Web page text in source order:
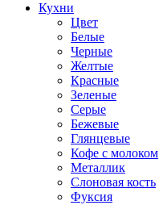
Кухни
Цвет
Белые
Черные
Желтые
Красные
Зеленые
Серые
Бежевые
Глянцевые
Кофе с молоком
Металлик
Слоновая кость
Фуксия